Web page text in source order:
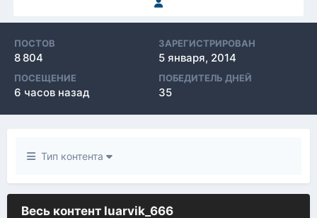
ПОСТОВ
8 804
ЗАРЕГИСТРИРОВАН
5 января, 2014
ПОСЕЩЕНИЕ
6 часов назад
ПОБЕДИТЕЛЬ ДНЕЙ
35
Тип контента
Весь контент luarvik_666